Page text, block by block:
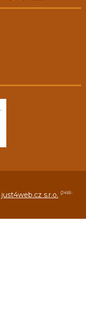
just4web.cz s.r.o. (J4W-